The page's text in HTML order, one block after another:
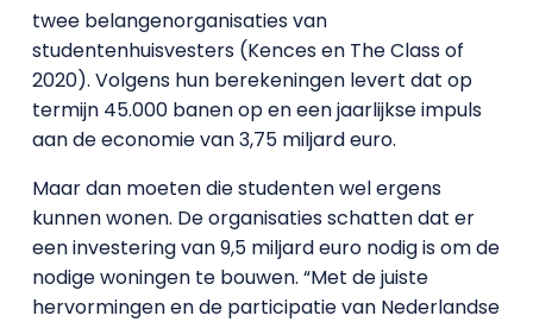
twee belangenorganisaties van
studentenhuisvesters (Kences en The Class of
2020). Volgens hun berekeningen levert dat op
termijn 45.000 banen op en een jaarlijkse impuls
aan de economie van 3,75 miljard euro.
Maar dan moeten die studenten wel ergens
kunnen wonen. De organisaties schatten dat er
een investering van 9,5 miljard euro nodig is om de
nodige woningen te bouwen. “Met de juiste
hervormingen en de participatie van Nederlandse